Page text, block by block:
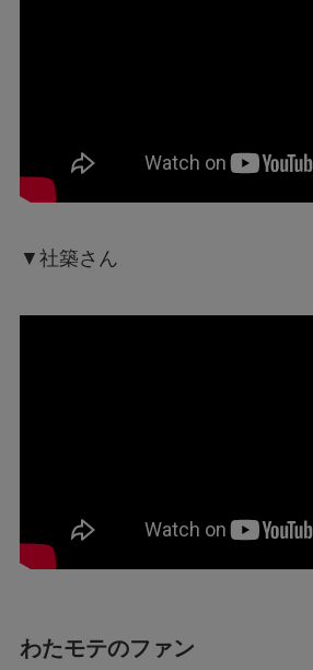
▼社築さん
わたモテのファン